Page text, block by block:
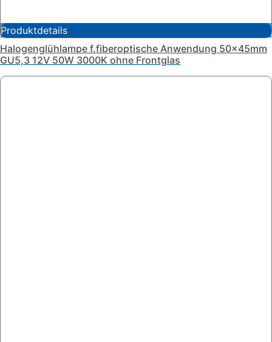
Produktdetails
Halogenglühlampe f.fiberoptische Anwendung 50x45mm
GU5,3 12V 50W 3000K ohne Frontglas